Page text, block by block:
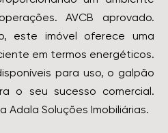
AVCB aprovado.
este imóvel oferece uma
em termos energéticos.
para uso, o galpão
o seu sucesso comercial.
Adala Soluções Imobiliárias.